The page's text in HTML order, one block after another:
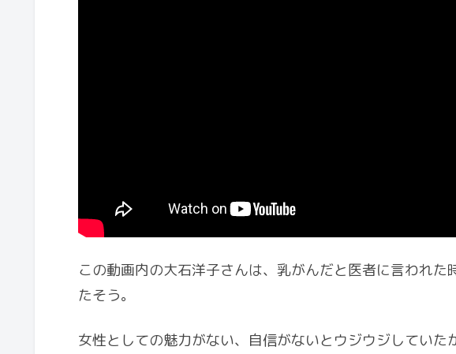
この動画内の大石洋子さんは、乳がんだと医者に言われた
たそう。
女性としての魅力がない、自信がないとウジウジしていた